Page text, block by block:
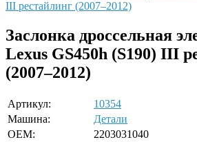
Заслонка дроссельная
Lexus GS450h (S190) III
(2007–2012)
Артикул:
10354
Машина:
Детали
OEM:
2203031040